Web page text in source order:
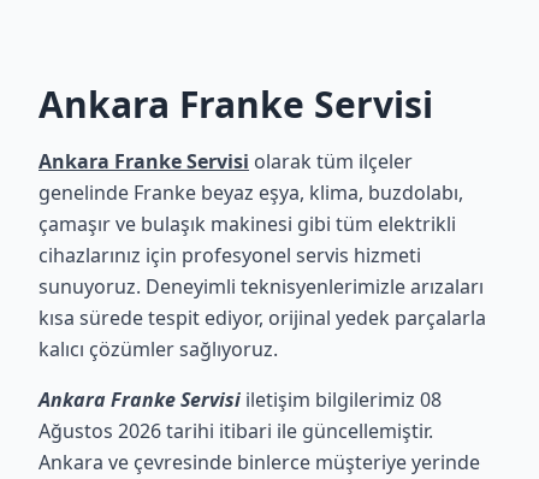
Ankara Franke Servisi
Ankara Franke Servisi olarak tüm ilçeler
genelinde Franke beyaz eşya, klima, buzdolabı,
çamaşır ve bulaşık makinesi gibi tüm elektrikli
cihazlarınız için profesyonel servis hizmeti
sunuyoruz. Deneyimli teknisyenlerimizle arızaları
kısa sürede tespit ediyor, orijinal yedek parçalarla
kalıcı çözümler sağlıyoruz.
Ankara Franke Servisi iletişim bilgilerimiz 08
Ağustos 2026 tarihi itibari ile güncellemiştir.
Ankara ve çevresinde binlerce müşteriye yerinde